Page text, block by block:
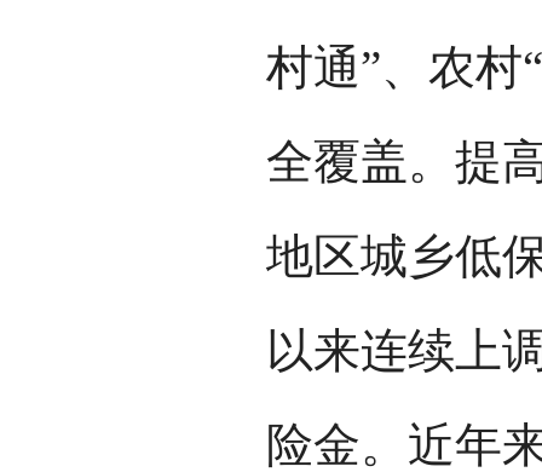
村通”、农村
全覆盖。提
地区城乡低
以来连续上
险金。近年